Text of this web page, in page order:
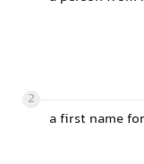
2
a first name